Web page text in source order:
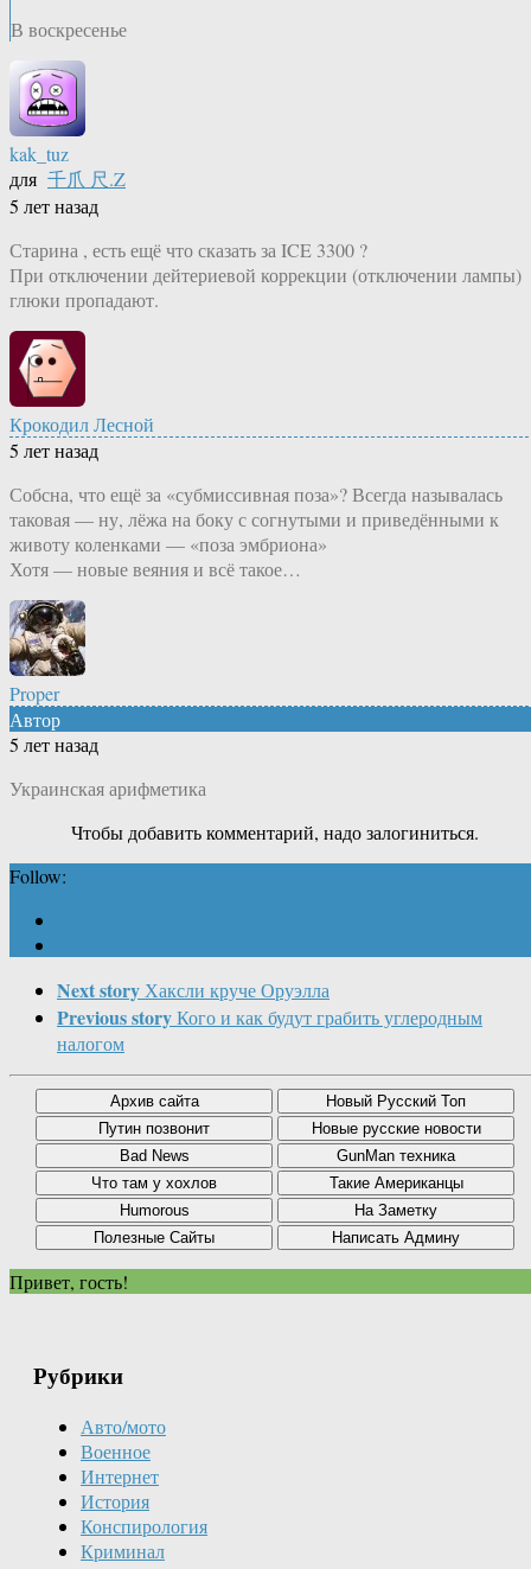
В воскресенье
kak_tuz
для 千爪 尺.Z
5 лет назад
Старина , есть ещё что сказать за ICE 3300 ?
При отключении дейтериевой коррекции (отключении лампы)
глюки пропадают.
Крокодил Лесной
5 лет назад
Собсна, что ещё за «субмиссивная поза»? Всегда называлась
таковая — ну, лёжа на боку с согнутыми и приведёнными к
животу коленками — «поза эмбриона»
Хотя — новые веяния и всё такое…
Proper
Автор
5 лет назад
Украинская арифметика
Чтобы добавить комментарий, надо залогиниться.
Follow:
Next storyХаксли круче Оруэлла
Previous storyКого и как будут грабить углеродным
налогом
Привет, гость!
Рубрики
Авто/мото
Военное
Интернет
История
Конспирология
Криминал